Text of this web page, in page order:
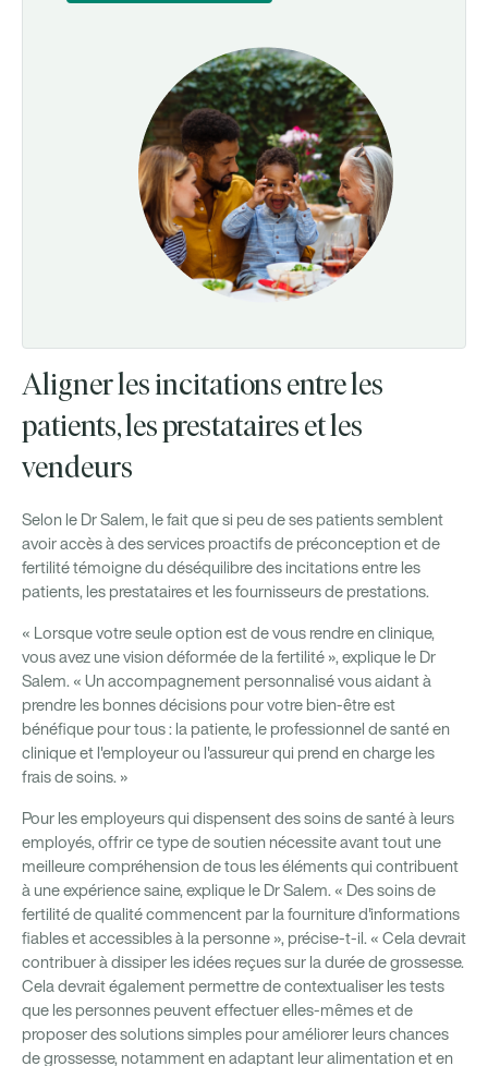
Aligner les incitations entre les
patients, les prestataires et les
vendeurs
Selon le Dr Salem, le fait que si peu de ses patients semblent
avoir accès à des services proactifs de préconception et de
fertilité témoigne du déséquilibre des incitations entre les
patients, les prestataires et les fournisseurs de prestations.
« Lorsque votre seule option est de vous rendre en clinique,
vous avez une vision déformée de la fertilité », explique le Dr
Salem. « Un accompagnement personnalisé vous aidant à
prendre les bonnes décisions pour votre bien-être est
bénéfique pour tous : la patiente, le professionnel de santé en
clinique et l'employeur ou l'assureur qui prend en charge les
frais de soins. »
Pour les employeurs qui dispensent des soins de santé à leurs
employés, offrir ce type de soutien nécessite avant tout une
meilleure compréhension de tous les éléments qui contribuent
à une expérience saine, explique le Dr Salem. « Des soins de
fertilité de qualité commencent par la fourniture d'informations
fiables et accessibles à la personne », précise-t-il. « Cela devrait
contribuer à dissiper les idées reçues sur la durée de grossesse.
Cela devrait également permettre de contextualiser les tests
que les personnes peuvent effectuer elles-mêmes et de
proposer des solutions simples pour améliorer leurs chances
de grossesse, notamment en adaptant leur alimentation et en